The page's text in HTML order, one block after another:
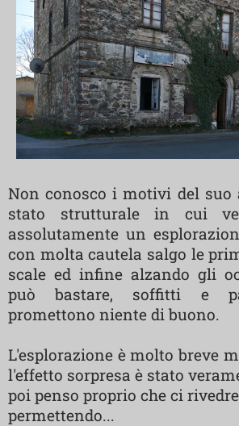
Non conosco i motivi del suo
stato strutturale in cui
assolutamente un
con molta cautela salgo le
scale ed infine alzando gli
può bastare, soffitti e
promettono niente di buono.
L'esplorazione è molto breve
l'effetto sorpresa è stato
poi penso proprio che ci
permettendo...